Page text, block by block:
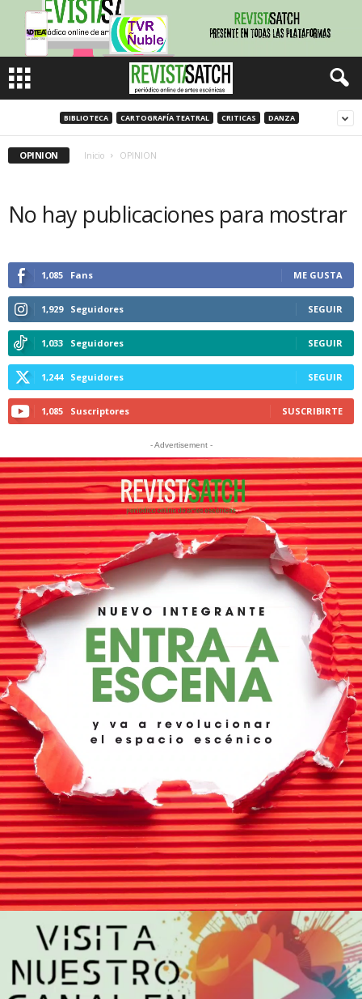
BIBLIOTECA CARTOGRAFÍA TEATRAL CRITICAS DANZA
OPINION Inicio OPINION
No hay publicaciones para mostrar
1,085 Fans ME GUSTA
1,929 Seguidores SEGUIR
1,033 Seguidores SEGUIR
1,244 Seguidores SEGUIR
1,085 Suscriptores SUSCRIBIRTE
- Advertisement -